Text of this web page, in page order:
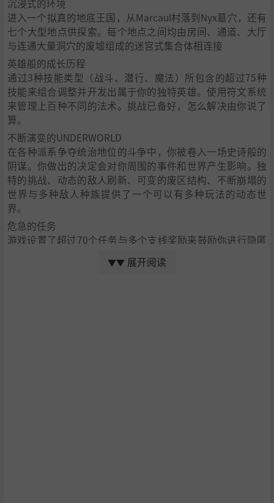
沉浸式的环境
进入一个拟真的地底王国，从Marcaul村落到Nyx墓穴，还有
七个大型地点供探索。每个地点之间均由房间、通道、大厅
与连通大量洞穴的废墟组成的迷宫式集合体相连接
英雄般的成长历程
通过3种技能类型（战斗、潜行、魔法）所包含的超过75种
技能来组合调整并开发出属于你的独特英雄。使用符文系统
来管理上百种不同的法术。挑战已备好，怎么解决由你说了
算。
不断演变的UNDERWORLD
在各种派系争夺统治地位的斗争中，你被卷入一场史诗般的
阴谋。你做出的决定会对你周围的事件和世界产生影响。独
特的挑战、动态的敌人刷新、可变的废区结构、不断崩塌的
世界与多种敌人种族提供了一个可以有多种玩法的动态世
界。
危急的任务
游戏设置了超过70个任务与多个支线奖励来鼓励你进行隐匿
索、重玩、试验无限制策略和不同游戏风格。
▼▼ 展开阅读